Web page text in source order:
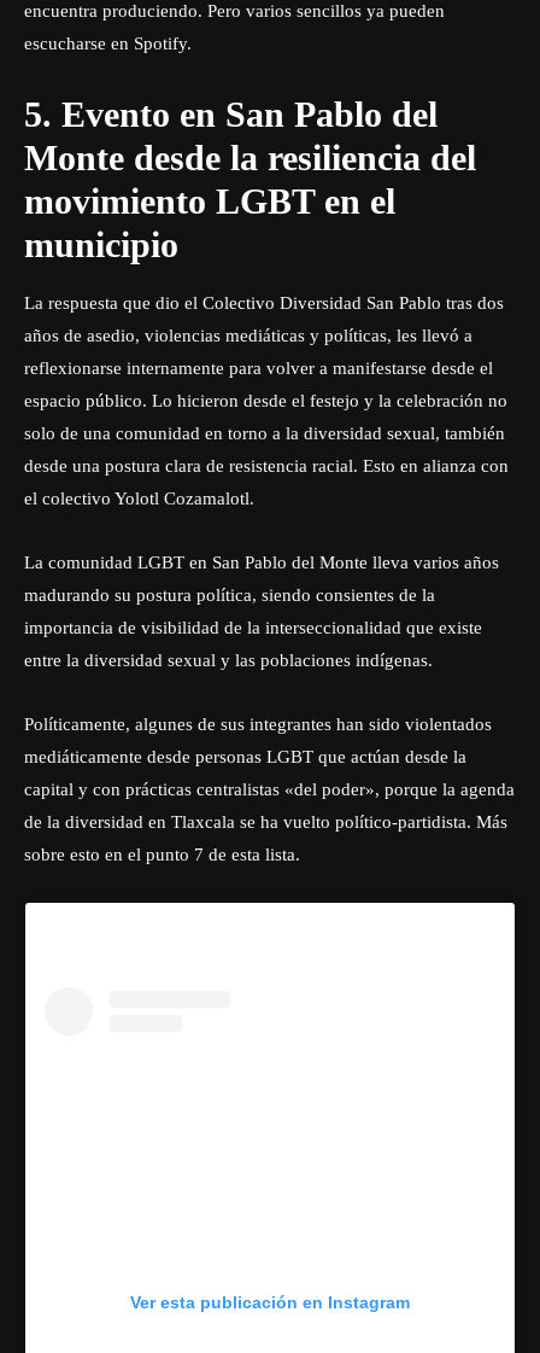
encuentra produciendo. Pero varios sencillos ya pueden
escucharse en Spotify.
5. Evento en San Pablo del
Monte desde la resiliencia del
movimiento LGBT en el
municipio
La respuesta que dio el Colectivo Diversidad San Pablo tras dos
años de asedio, violencias mediáticas y políticas, les llevó a
reflexionarse internamente para volver a manifestarse desde el
espacio público. Lo hicieron desde el festejo y la celebración no
solo de una comunidad en torno a la diversidad sexual, también
desde una postura clara de resistencia racial. Esto en alianza con
el colectivo Yolotl Cozamalotl.
La comunidad LGBT en San Pablo del Monte lleva varios años
madurando su postura política, siendo consientes de la
importancia de visibilidad de la interseccionalidad que existe
entre la diversidad sexual y las poblaciones indígenas.
Políticamente, algunes de sus integrantes han sido violentados
mediáticamente desde personas LGBT que actúan desde la
capital y con prácticas centralistas «del poder», porque la agenda
de la diversidad en Tlaxcala se ha vuelto político-partidista. Más
sobre esto en el punto 7 de esta lista.
Ver esta publicación en Instagram